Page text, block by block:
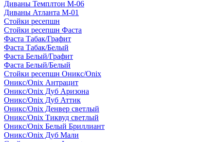
Диваны Темплтон М-06
Диваны Атланта М-01
Стойки ресепшн
Стойки ресепшн Фаста
Фаста Табак/Графит
Фаста Табак/Белый
Фаста Белый/Графит
Фаста Белый/Белый
Стойки ресепшн Оникс/Onix
Оникс/Onix Антрацит
Оникс/Onix Дуб Аризона
Оникс/Onix Дуб Аттик
Оникс/Onix Денвер светлый
Оникс/Onix Тиквуд светлый
Оникс/Onix Белый Бриллиант
Оникс/Onix Дуб Мали